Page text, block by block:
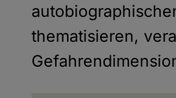
thematisieren,